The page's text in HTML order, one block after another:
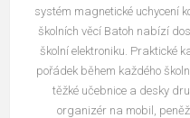
systém magnetické uchycení
školních věcí Batoh nabízí
školní elektroniku. Praktické
pořádek během každého
těžké učebnice a desky
organizér na mobil,